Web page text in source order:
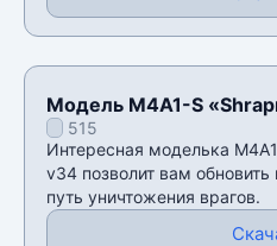
Модель M4A1-S
515
Интересная моделька
v34 позволит вам
путь уничтожения врагов.